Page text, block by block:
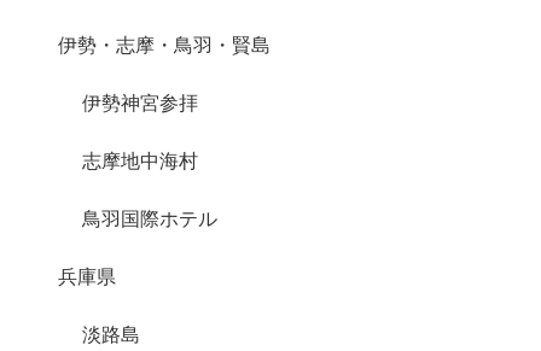
伊勢・志摩・鳥羽・賢島
伊勢神宮参拝
志摩地中海村
鳥羽国際ホテル
兵庫県
淡路島